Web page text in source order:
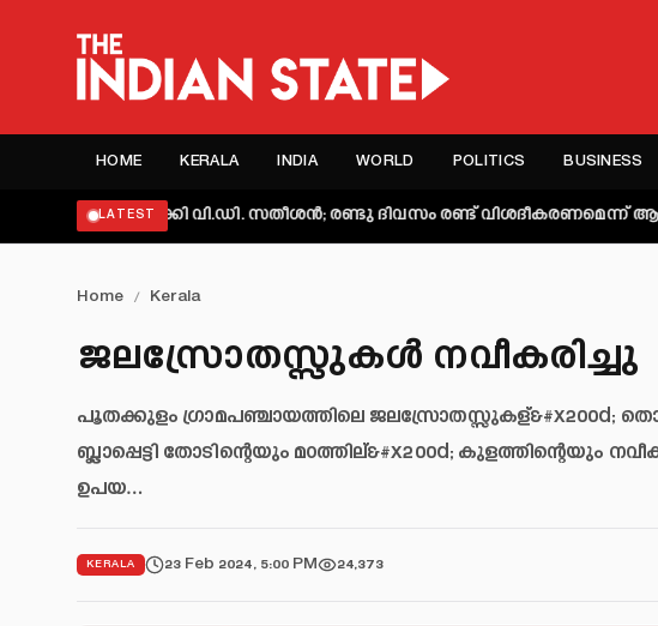
HOME KERALA INDIA WORLD POLITICS BUSINESS
LATEST
വി.ഡി. സതീശൻ; രണ്ടു ദിവസം രണ്ട് വിശദീകരണമെന്ന് ആക്ഷേപം
Home / Kerala
ജലസ്രോതസ്സുകള്‍ നവീകരിച്ചു
പൂതക്കുളം ഗ്രാമപഞ്ചായത്തിലെ ജലസ്രോതസ്സുകള്&#x200d;
ബ്ലാപ്പെട്ടി തോടിന്റെയും മഠത്തില്&#x200d; കുളത്തിന്റെയും
ഉപയ…
KERALA 23 Feb 2024, 5:00 PM 24,373